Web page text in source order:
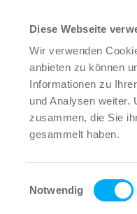
Diese Webseite
Wir verwenden
anbieten zu können
Informationen zu
und Analysen weiter.
zusammen, die Sie
gesammelt haben.
Einwilligungsauswahl
Notwendig